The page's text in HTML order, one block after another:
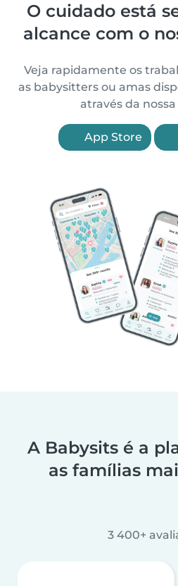
O cuidado está
alcance com o
Veja rapidamente os
as babysitters ou amas
através da
App Store
A Babysits é a
as famílias
3 400+